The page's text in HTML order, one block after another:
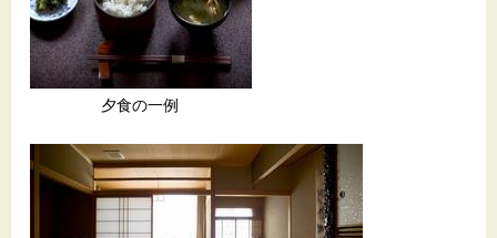
夕食の一例